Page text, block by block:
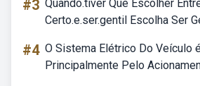
#3 Quando.tiver Que Escolher
Certo.e.ser.gentil Escolha Ser
#4 O Sistema Elétrico Do Veículo
Principalmente Pelo